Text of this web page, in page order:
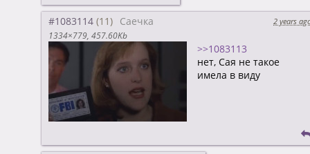
#1083114 Саечка
2 years
1334×779 457.60Kb
>>1083113
нет, Сая не такое
имела в виду